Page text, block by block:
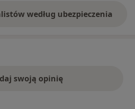
według ubezpieczenia
swoją opinię